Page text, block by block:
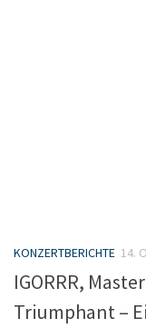
KONZERTBERICHTE 14.
IGORRR,
Triumphant –